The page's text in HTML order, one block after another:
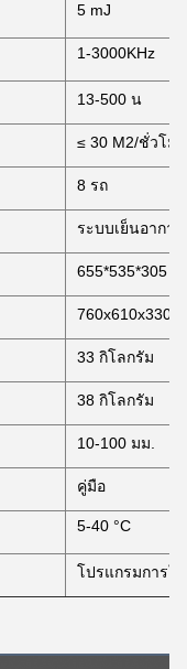
5 mJ
1-3000KHz
13-500 น
≤ 30 M2/ชั่วโมง
8 รถ
ระบบเย็นอากาศ
655*535*305 มิ
760x610x330
33 กิโลกรัม
38 กิโลกรัม
10-100 มม.
คู่มือ
5-40 °C
โปรแกรมการใ